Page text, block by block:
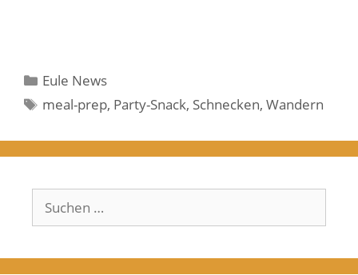
Kategorien
Eule News
Schlagwörter
meal-prep, Party-Snack, Schnecken,Wandern
Suchen
nach: